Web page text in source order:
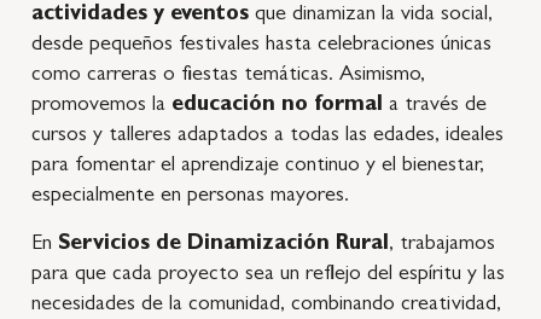
actividades y eventos que dinamizan la vida social,
desde pequeños festivales hasta celebraciones únicas
como carreras o fiestas temáticas. Asimismo,
promovemos la educación no formal a través de
cursos y talleres adaptados a todas las edades, ideales
para fomentar el aprendizaje continuo y el bienestar,
especialmente en personas mayores.
En Servicios de Dinamización Rural, trabajamos
para que cada proyecto sea un reflejo del espíritu y las
necesidades de la comunidad, combinando creatividad,